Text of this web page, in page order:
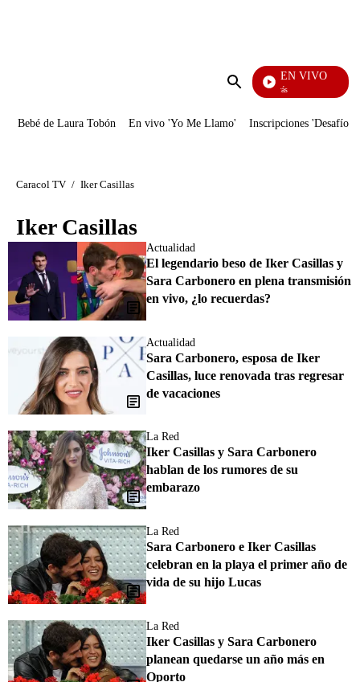
Enviar
EN VIVO
También Caerás
Bebé de Laura Tobón En vivo 'Yo Me Llamo' Inscripciones 'Desafío'
Caracol TV / Iker Casillas
Iker Casillas
Actualidad
El legendario beso de Iker Casillas y
Sara Carbonero en plena transmisión
en vivo, ¿lo recuerdas?
Actualidad
Sara Carbonero, esposa de Iker
Casillas, luce renovada tras regresar
de vacaciones
La Red
Iker Casillas y Sara Carbonero
hablan de los rumores de su
embarazo
La Red
Sara Carbonero e Iker Casillas
celebran en la playa el primer año de
vida de su hijo Lucas
La Red
Iker Casillas y Sara Carbonero
planean quedarse un año más en
Oporto